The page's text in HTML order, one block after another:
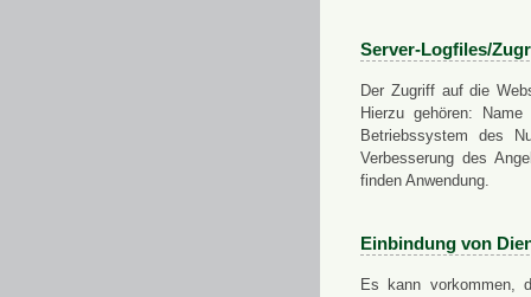
Server-Logfiles/
Der Zugriff auf die
Hierzu gehören:
Betriebssystem des
Verbesserung des
finden Anwendung.
Einbindung von
Es kann vorkommen,